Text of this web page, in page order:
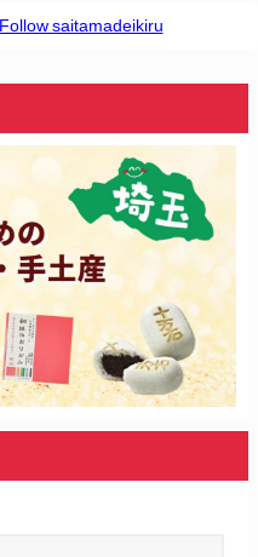
Follow saitamadeikiru